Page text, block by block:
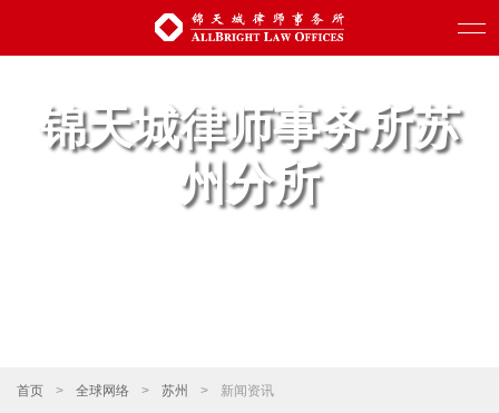
锦天城律师事务所苏
州分所
首页 > 全球网络 > 苏州 > 新闻资讯